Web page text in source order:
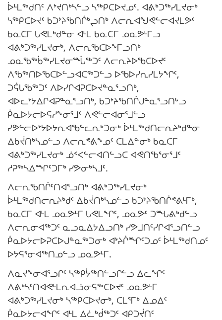
ᐆᒻᒪᖅᑯᑎᑦ ᐱᔾᔪᑎᒃᓴᓪᓗ ᓴᖅᑭᑕᐅᔪᓄᑦ. ᐊᕕᒃᑐᖅᓯᒪᔪᓂᒃ
ᓴᖅᑭᑕᐅᔪᑦ ᑲᑐᔾᔨᖃᑎᒌᒃᖢᑎᒃ ᐱᓕᕆᐊᖑᕙᓪᓕᐊᔪᒪᕗᑦ
ᑲᓇᑕᒥ ᒐᕙᒪᒃᑯᓐᓂ ᐊᒻᒪ ᑲᓇᑕᒥ ᓄᓇᕗᒻᒥᓗ
ᐊᕕᒃᑐᖅᓯᒪᔪᓂᒃ, ᐱᓕᕆᖃᑕᐅᖕᒥᓗᑎᒃ
ᓄᓇᖃᖅᑳᖅᓯᒪᔪᓂᙶᖅᑐᑦ ᐱᓕᕆᔨᐅᖃᑕᐅᔪᑦ
ᐱᖃᖅᑎᐅᖃᑕᐅᓪᓗᐊᑕᖅᑐᓪᓗ ᐅᖃᐅᓯᕆᓯᒪᔭᖏᑦ,
ᑐᕌᒐᖃᖅᑐᑦ ᐱᐅᓯᒋᐊᕈᑕᐅᔪᓐᓇᕐᓗᑎᒃ,
ᐊᐅᓚᔾᔭᐃᒋᐊᕈᓐᓇᕐᓗᑎᒃ, ᑲᑐᔾᔨᖃᑎᒌᒍᓐᓇᕐᓗᑎᒡᓗ
ᑮᓇᐅᔭᓕᐅᕋᓱᖕᓂᕐᒧᑦ ᐱᕙᓪᓕᐊᓂᕐᒧᓪᓗ
ᓯᕗᓪᓕᐅᔾᔭᐅᔭᕆᐊᖃᓪᓚᕆᒃᑐᓂᒃ ᐆᒻᒪᖅᑯᑎᓕᕆᔨᒃᑯᓐᓂ
ᐃᑲᔫᑎᒃᓴᓄᓪᓗ ᐱᓕᕆᕝᕕᖕᓄᑦ ᑕᒪᐃᓐᓂᒃ ᑲᓇᑕᒥ
ᐊᕕᒃᑐᖅᓯᒪᔪᓂᒃ ᓅᑉᐸᓪᓕᐊᑎᓪᓗᑕ ᐊᕙᑎᖃᕐᓂᕐᒧᑦ
ᓱᕈᖅᓴᐃᙱᑦᑐᒥᒃ ᓯᕗᓂᒃᓴᒧᑦ.
ᐱᓕᕆᖃᑎᒌᑦᑎᐊᕐᓗᑎᒃ ᐊᕕᒃᑐᖅᓯᒪᔪᓂᒃ
ᐆᒻᒪᖅᑯᑎᓕᕆᔨᒃᑯᑦ ᐃᑲᔫᑎᒃᓴᓄᓪᓗ ᑲᑐᔾᔨᖃᑎᒌᕝᕕᒻᒥᒃ,
ᑲᓇᑕᒥ ᐊᒻᒪ ᓄᓇᕗᒻᒥ ᒐᕙᒪᖏᑦ, ᓄᓇᕗᑦ ᑐᙵᕕᒃᑯᓪᓗ
ᐱᓕᕆᓂᐊᖅᑐᑦ ᓇᓗᓇᐃᔭᐃᓗᑎᒃ ᓯᕗᒧᑎᑦᓯᒋᐊᕐᓗᑎᓪᓗ
ᑮᓇᐅᔭᓕᐅᕈᑕᐅᒍᓐᓇᖅᑐᓂᒃ ᐊᔾᔨᒌᙱᑦᑐᓄᑦ ᐆᒻᒪᖅᑯᑎᓄᑦ
ᐅᔭᕋᕐᓂᐊᖅᑎᓄᓪᓗ ᓄᓇᕗᒻᒥ.
ᐱᓇᔪᖕᓂᐊᕐᓗᒋᑦ ᓴᖅᑭᔮᖅᑎᓪᓗᒋᓪᓗ ᐃᓚᖏᑦ
ᐱᕕᒃᓴᑦᑎᐊᕙᒻᒪᕆᐊᓘᓂᕋᖅᑕᐅᔪᑦ ᓄᓇᕗᒻᒥ
ᐊᕕᒃᑐᖅᓯᒪᔪᓂᒃ ᓴᖅᑭᑕᐅᔪᓂᒃ, ᑕᒪᕐᒥᒃ ᐃᓄᐃᑦ
ᑮᓇᐅᔭᓕᐊᖏᑦ ᐊᒻᒪ ᐃᓛᒃᑰᖅᑐᑦ ᐊᑭᑐᔫᑎᑦ